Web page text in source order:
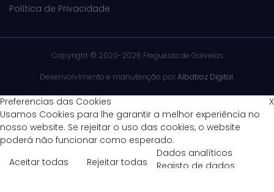
Política de Privacidade
Copyright © 2020-2026 Freguesia de Galveias
Desenvolvimento e manutenção porAlbatroz Digital.
X
Preferencias das Cookies
Usamos Cookies para lhe garantir a melhor experiência no
nosso website. Se rejeitar o uso das cookies, o website
poderá não funcionar como esperado.
Aceitar todas
Rejeitar todas
Dados analíticos
Registo de dados